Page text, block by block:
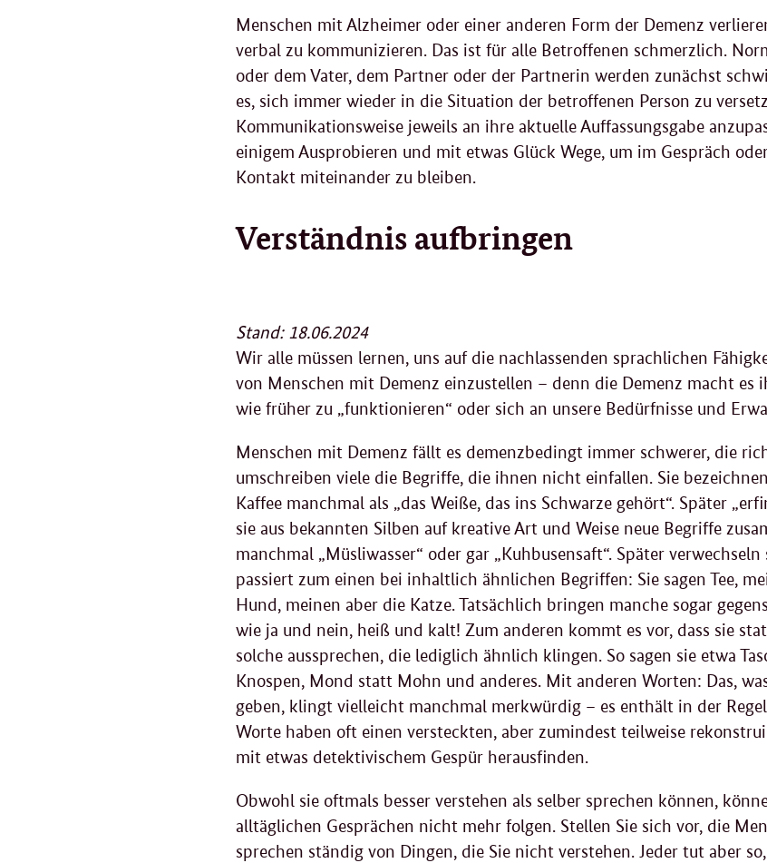
Menschen mit Alzheimer oder einer anderen Form der Demenz
verbal zu kommunizieren. Das ist für alle Betroffenen schmerzlich.
oder dem Vater, dem Partner oder der Partnerin werden zunächst
es, sich immer wieder in die Situation der betroffenen Person zu
Kommunikationsweise jeweils an ihre aktuelle Auffassungsgabe
einigem Ausprobieren und mit etwas Glück Wege, um im Gespräch
Kontakt miteinander zu bleiben.
Verständnis aufbringen
Stand: 18.06.2024
Wir alle müssen lernen, uns auf die nachlassenden sprachlichen
von Menschen mit Demenz einzustellen – denn die Demenz macht es
wie früher zu „funktionieren“ oder sich an unsere Bedürfnisse und
Menschen mit Demenz fällt es demenzbedingt immer schwerer, die
umschreiben viele die Begriffe, die ihnen nicht einfallen. Sie
Kaffee manchmal als „das Weiße, das ins Schwarze gehört“. Später
sie aus bekannten Silben auf kreative Art und Weise neue Begriffe
manchmal „Müsliwasser“ oder gar „Kuhbusensaft“. Später
passiert zum einen bei inhaltlich ähnlichen Begriffen: Sie sagen Tee,
Hund, meinen aber die Katze. Tatsächlich bringen manche sogar
wie ja und nein, heiß und kalt! Zum anderen kommt es vor, dass sie
solche aussprechen, die lediglich ähnlich klingen. So sagen sie etwa
Knospen, Mond statt Mohn und anderes. Mit anderen Worten: Das,
geben, klingt vielleicht manchmal merkwürdig – es enthält in der
Worte haben oft einen versteckten, aber zumindest teilweise
mit etwas detektivischem Gespür herausfinden.
Obwohl sie oftmals besser verstehen als selber sprechen können,
alltäglichen Gesprächen nicht mehr folgen. Stellen Sie sich vor, die
sprechen ständig von Dingen, die Sie nicht verstehen. Jeder tut aber